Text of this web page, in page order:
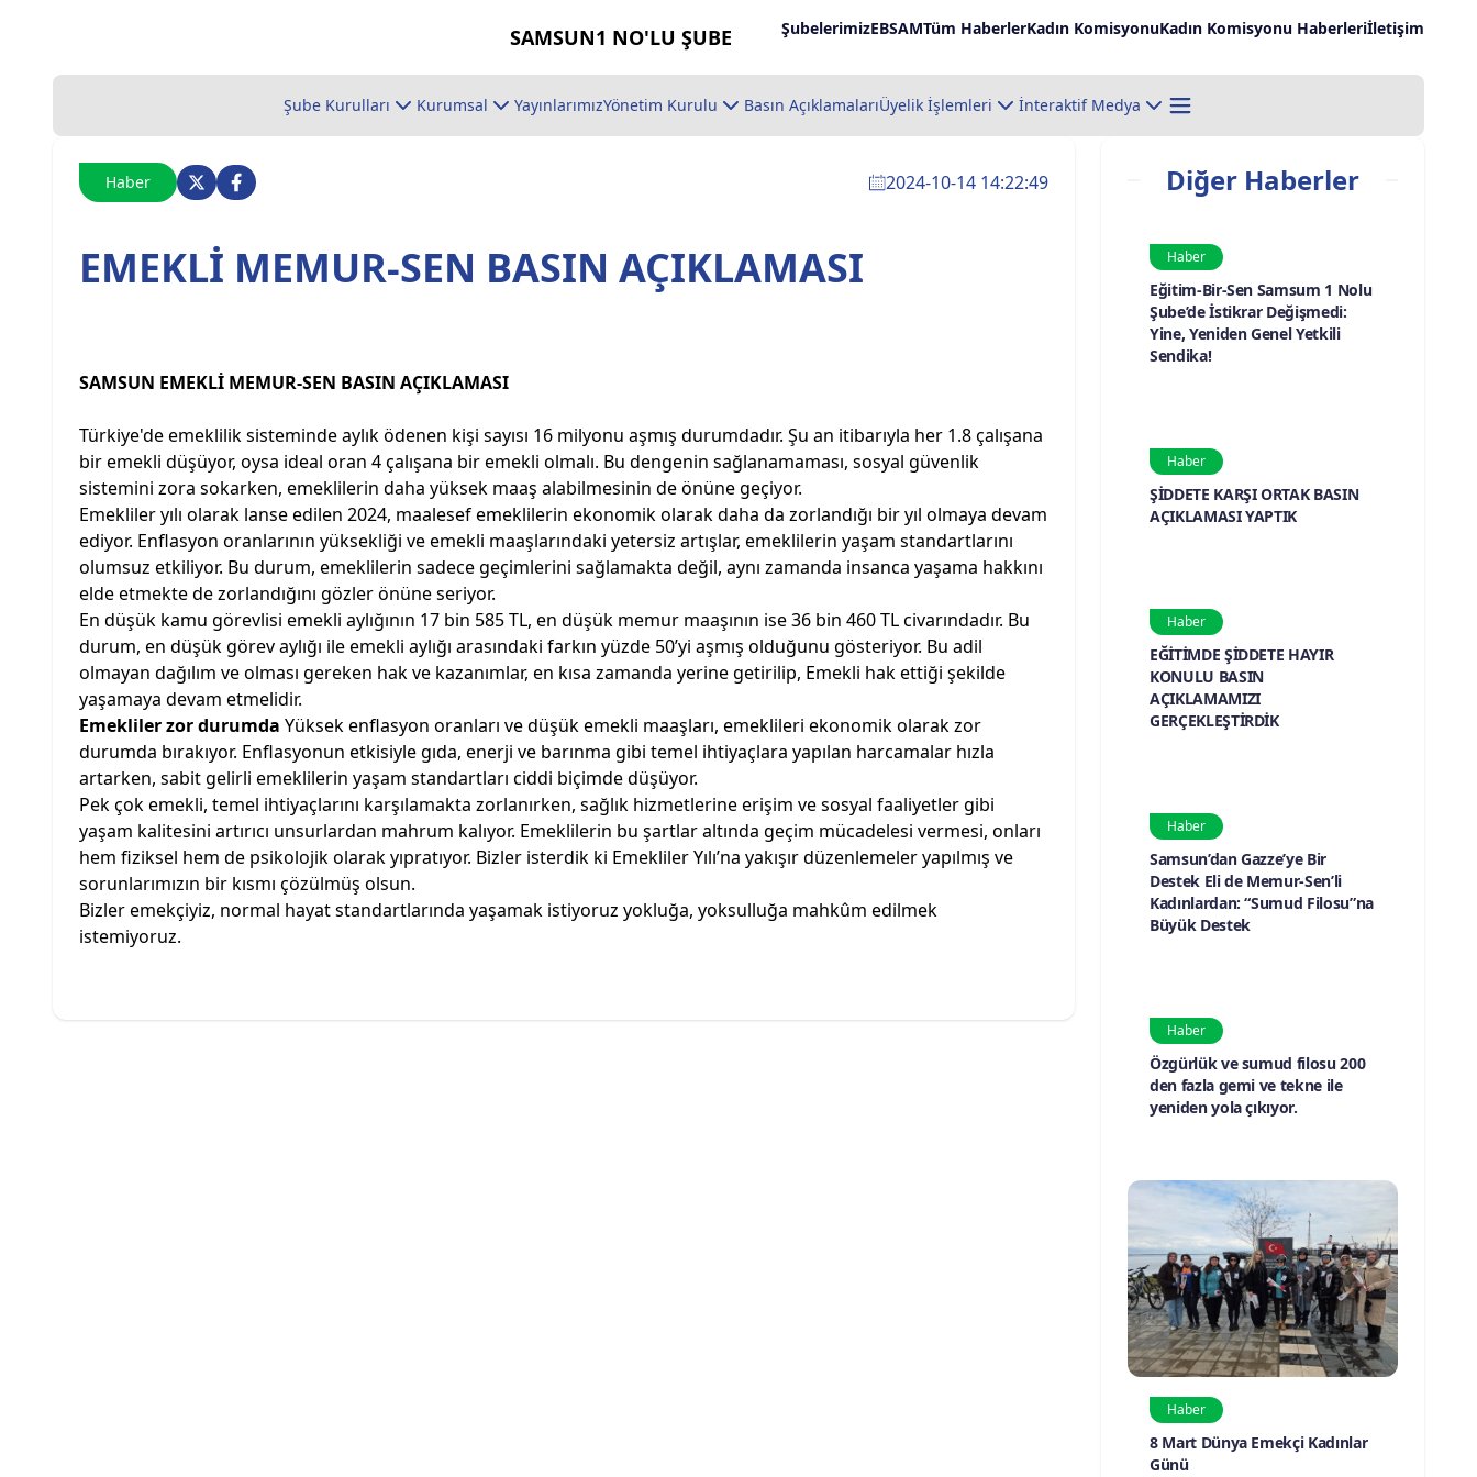
SAMSUN1 NO'LU ŞUBE ŞubelerimizEBSAMTüm HaberlerKadın KomisyonuKadın Komisyonu Haberleriİletişim
Şube Kurulları Kurumsal YayınlarımızYönetim Kurulu Basın AçıklamalarıÜyelik İşlemleri İnteraktif Medya
Haber 2024-10-14 14:22:49
EMEKLİ MEMUR-SEN BASIN AÇIKLAMASI
SAMSUN EMEKLİ MEMUR-SEN BASIN AÇIKLAMASI
Türkiye'de emeklilik sisteminde aylık ödenen kişi sayısı 16 milyonu aşmış durumdadır. Şu an itibarıyla her 1.8 çalışana
bir emekli düşüyor, oysa ideal oran 4 çalışana bir emekli olmalı. Bu dengenin sağlanamaması, sosyal güvenlik
sistemini zora sokarken, emeklilerin daha yüksek maaş alabilmesinin de önüne geçiyor.
Emekliler yılı olarak lanse edilen 2024, maalesef emeklilerin ekonomik olarak daha da zorlandığı bir yıl olmaya devam
ediyor. Enflasyon oranlarının yüksekliği ve emekli maaşlarındaki yetersiz artışlar, emeklilerin yaşam standartlarını
olumsuz etkiliyor. Bu durum, emeklilerin sadece geçimlerini sağlamakta değil, aynı zamanda insanca yaşama hakkını
elde etmekte de zorlandığını gözler önüne seriyor.
En düşük kamu görevlisi emekli aylığının 17 bin 585 TL, en düşük memur maaşının ise 36 bin 460 TL civarındadır. Bu
durum, en düşük görev aylığı ile emekli aylığı arasındaki farkın yüzde 50’yi aşmış olduğunu gösteriyor. Bu adil
olmayan dağılım ve olması gereken hak ve kazanımlar, en kısa zamanda yerine getirilip, Emekli hak ettiği şekilde
yaşamaya devam etmelidir.
Emekliler zor durumda Yüksek enflasyon oranları ve düşük emekli maaşları, emeklileri ekonomik olarak zor
durumda bırakıyor. Enflasyonun etkisiyle gıda, enerji ve barınma gibi temel ihtiyaçlara yapılan harcamalar hızla
artarken, sabit gelirli emeklilerin yaşam standartları ciddi biçimde düşüyor.
Pek çok emekli, temel ihtiyaçlarını karşılamakta zorlanırken, sağlık hizmetlerine erişim ve sosyal faaliyetler gibi
yaşam kalitesini artırıcı unsurlardan mahrum kalıyor. Emeklilerin bu şartlar altında geçim mücadelesi vermesi, onları
hem fiziksel hem de psikolojik olarak yıpratıyor. Bizler isterdik ki Emekliler Yılı’na yakışır düzenlemeler yapılmış ve
sorunlarımızın bir kısmı çözülmüş olsun.
Bizler emekçiyiz, normal hayat standartlarında yaşamak istiyoruz yokluğa, yoksulluğa mahkûm edilmek
istemiyoruz.
Diğer Haberler
Haber
Eğitim-Bir-Sen Samsum 1 Nolu
Şube’de İstikrar Değişmedi:
Yine, Yeniden Genel Yetkili
Sendika!
Haber
ŞİDDETE KARŞI ORTAK BASIN
AÇIKLAMASI YAPTIK
Haber
EĞİTİMDE ŞİDDETE HAYIR
KONULU BASIN
AÇIKLAMAMIZI
GERÇEKLEŞTİRDİK
Haber
Samsun’dan Gazze’ye Bir
Destek Eli de Memur-Sen’li
Kadınlardan: “Sumud Filosu”na
Büyük Destek
Haber
Özgürlük ve sumud filosu 200
den fazla gemi ve tekne ile
yeniden yola çıkıyor.
Haber
8 Mart Dünya Emekçi Kadınlar
Günü